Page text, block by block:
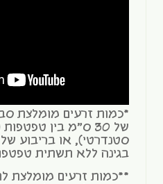
*כמות זרעים מומלצת
של 30 ס"מ בין
בגינה ללא תשתית
**כמות זרעים מומלצת